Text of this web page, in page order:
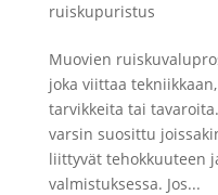
ruiskupuristus
Muovien
joka viittaa
tarvikkeita tai
varsin suosittu
liittyvät tehokkuuteen
valmistuksessa. Jos...